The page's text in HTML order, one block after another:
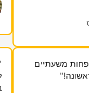
תוך 15 דקות, ופחות משעתיים